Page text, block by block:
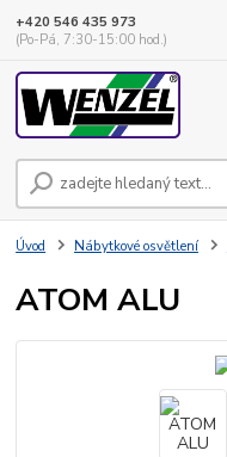
+420 546 435 973
(Po-Pá, 7:30-15:00 hod.)
Úvod Nábytkové osvětlení
ATOM ALU